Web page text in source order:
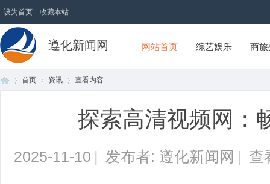
设为首页 收藏本站
遵化新闻网 网站首页 综艺娱乐 商
首页 资讯 查看内容
探索高清视频网：
2025-11-10 | 发布者: 遵化新闻网 | 查